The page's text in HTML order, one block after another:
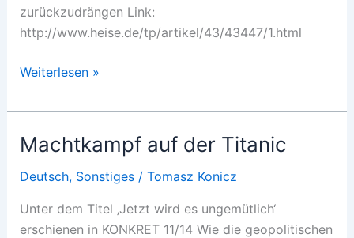
zurückzudrängen Link:
http://www.heise.de/tp/artikel/43/43447/1.html
Let’s
East
Weiterlesen »
Machtkampf auf der Titanic
Deutsch, Sonstiges/ Tomasz Konicz
Unter dem Titel ‚Jetzt wird es ungemütlich‘
erschienen in KONKRET 11/14 Wie die geopolitischen